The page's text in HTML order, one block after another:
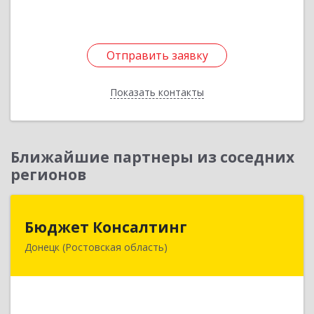
Отправить заявку
Показать контакты
Отправить заявку
Назад
Ближайшие партнеры из соседних
регионов
Бюджет Консалтинг
Донецк (Ростовская область)
346338, Ростовская обл, г.о. Город Донецк,